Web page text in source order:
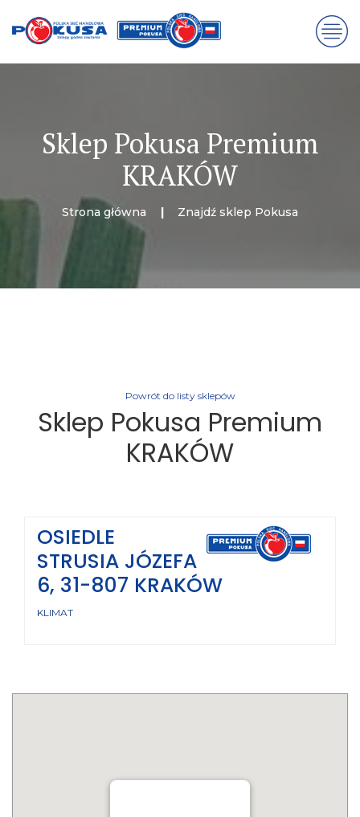
Sklep Pokusa Premium
KRAKÓW
Strona główna Znajdź sklep Pokusa
Powrót do listy sklepów
Sklep Pokusa Premium
KRAKÓW
OSIEDLE
STRUSIA JÓZEFA
6, 31-807 KRAKÓW
KLIMAT